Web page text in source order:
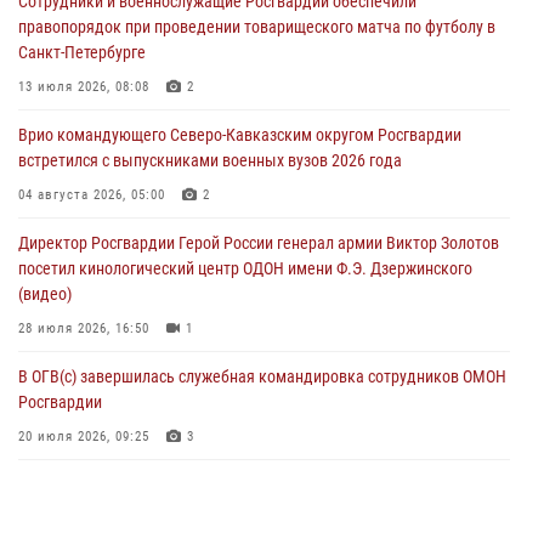
ветераны военной контрразведки почтили память Николая
Кузнецова
07 августа 2026, 12:00
выпуска «Легенды армии с Александром Маршалом»
07 августа 2026, 12:00
Смольного собора в Санкт-Петербурге (видео)
3 1
правопорядок при проведении товарищеского матча по футболу в
Санкт-Петербурге
13 июля 2026, 08:08 2
Врио командующего Северо-Кавказским округом Росгвардии
встретился с выпускниками военных вузов 2026 года
04 августа 2026, 05:00 2
Директор Росгвардии Герой России генерал армии Виктор Золотов
посетил кинологический центр ОДОН имени Ф.Э. Дзержинского
(видео)
28 июля 2026, 16:50 1
В ОГВ(с) завершилась служебная командировка сотрудников ОМОН
Росгвардии
20 июля 2026, 09:25 3